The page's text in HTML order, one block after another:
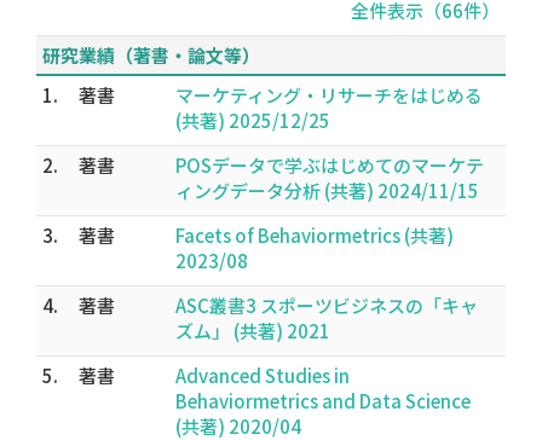
全件表示（66件）
研究業績（著書・論文等）
1.
著書
マーケティング・リサーチをはじめる
(共著) 2025/12/25
2.
著書
POSデータで学ぶはじめてのマーケテ
ィングデータ分析 (共著) 2024/11/15
3.
著書
Facets of Behaviormetrics (共著)
2023/08
4.
著書
ASC叢書3 スポーツビジネスの「キャ
ズム」 (共著) 2021
5.
著書
Advanced Studies in
Behaviormetrics and Data Science
(共著) 2020/04